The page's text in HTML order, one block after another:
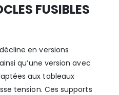
FUSIBLES
en versions
qu’une version avec
aux tableaux
tension. Ces supports